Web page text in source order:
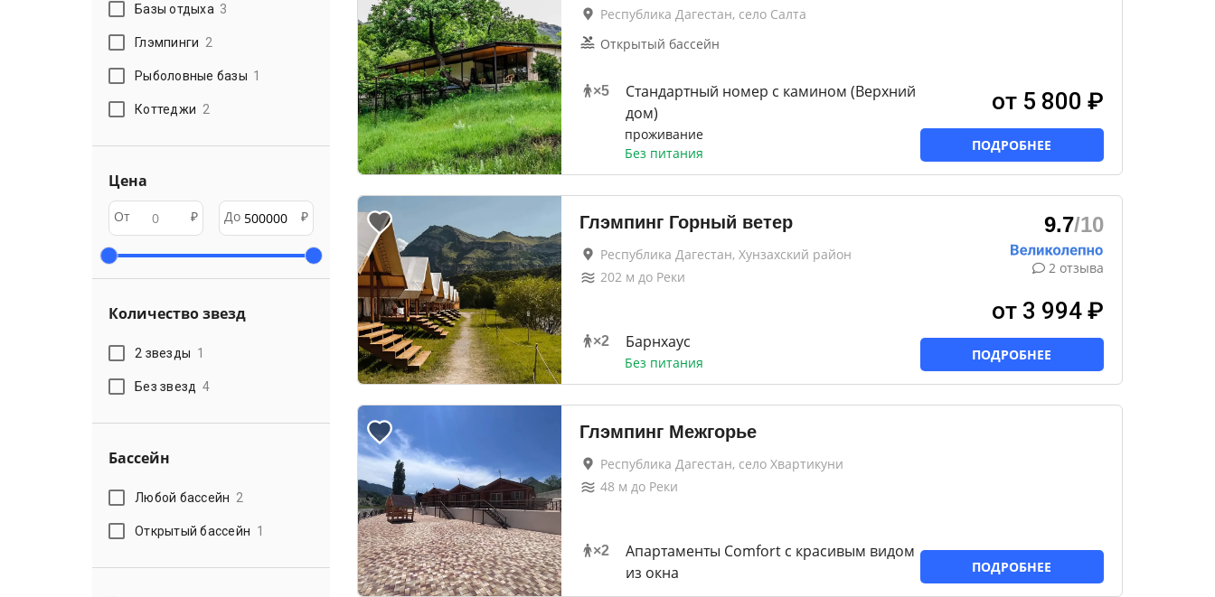
Базы отдыха 3
Глэмпинги 2
Рыболовные базы 1
Коттеджи 2
Цена
От ₽ До ₽
Количество звезд
2 звезды 1
Без звезд 4
Бассейн
Любой бассейн 2
Открытый бассейн 1
Республика Дагестан, село Салта
Открытый бассейн
×5
Стандартный номер с камином (Верхний
дом)
проживание
Без питания
от 5 800 ₽
ПОДРОБНЕЕ
Глэмпинг Горный ветер
Республика Дагестан, Хунзахский район
202м до Реки
×2 Барнхаус
Без питания
9.7/10
2 отзыва
от 3 994 ₽
ПОДРОБНЕЕ
Глэмпинг Межгорье
Республика Дагестан, село Хвартикуни
48 м до Реки
×2
Апартаменты Comfort с красивым видом
из окна
ПОДРОБНЕЕ